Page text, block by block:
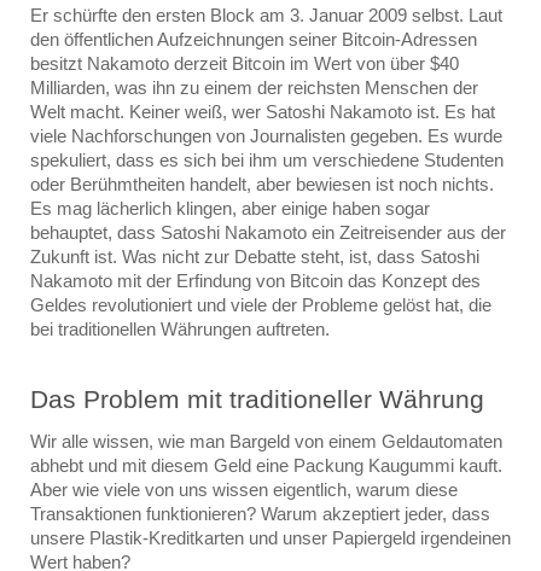
Er schürfte den ersten Block am 3. Januar 2009 selbst. Laut
den öffentlichen Aufzeichnungen seiner Bitcoin-Adressen
besitzt Nakamoto derzeit Bitcoin im Wert von über $40
Milliarden, was ihn zu einem der reichsten Menschen der
Welt macht. Keiner weiß, wer Satoshi Nakamoto ist. Es hat
viele Nachforschungen von Journalisten gegeben. Es wurde
spekuliert, dass es sich bei ihm um verschiedene Studenten
oder Berühmtheiten handelt, aber bewiesen ist noch nichts.
Es mag lächerlich klingen, aber einige haben sogar
behauptet, dass Satoshi Nakamoto ein Zeitreisender aus der
Zukunft ist. Was nicht zur Debatte steht, ist, dass Satoshi
Nakamoto mit der Erfindung von Bitcoin das Konzept des
Geldes revolutioniert und viele der Probleme gelöst hat, die
bei traditionellen Währungen auftreten.
Das Problem mit traditioneller Währung
Wir alle wissen, wie man Bargeld von einem Geldautomaten
abhebt und mit diesem Geld eine Packung Kaugummi kauft.
Aber wie viele von uns wissen eigentlich, warum diese
Transaktionen funktionieren? Warum akzeptiert jeder, dass
unsere Plastik-Kreditkarten und unser Papiergeld irgendeinen
Wert haben?